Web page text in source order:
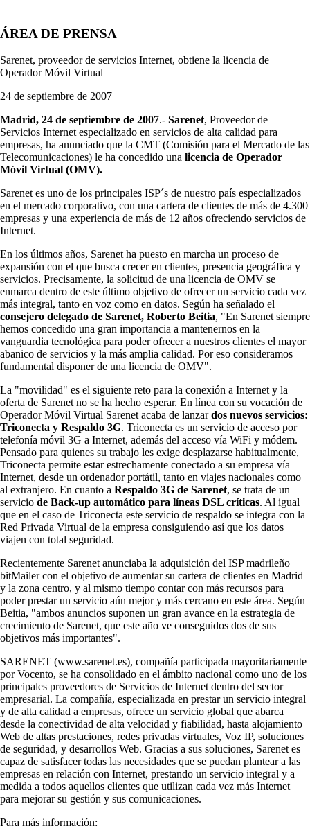
ÁREA DE PRENSA
Sarenet, proveedor de servicios Internet, obtiene la licencia de
Operador Móvil Virtual
24 de septiembre de 2007
Madrid, 24 de septiembre de 2007.- Sarenet, Proveedor de
Servicios Internet especializado en servicios de alta calidad para
empresas, ha anunciado que la CMT (Comisión para el Mercado de las
Telecomunicaciones) le ha concedido una licencia de Operador
Móvil Virtual (OMV).
Sarenet es uno de los principales ISP´s de nuestro país especializados
en el mercado corporativo, con una cartera de clientes de más de 4.300
empresas y una experiencia de más de 12 años ofreciendo servicios de
Internet.
En los últimos años, Sarenet ha puesto en marcha un proceso de
expansión con el que busca crecer en clientes, presencia geográfica y
servicios. Precisamente, la solicitud de una licencia de OMV se
enmarca dentro de este último objetivo de ofrecer un servicio cada vez
más integral, tanto en voz como en datos. Según ha señalado el
consejero delegado de Sarenet, Roberto Beitia, "En Sarenet siempre
hemos concedido una gran importancia a mantenernos en la
vanguardia tecnológica para poder ofrecer a nuestros clientes el mayor
abanico de servicios y la más amplia calidad. Por eso consideramos
fundamental disponer de una licencia de OMV".
La "movilidad" es el siguiente reto para la conexión a Internet y la
oferta de Sarenet no se ha hecho esperar. En línea con su vocación de
Operador Móvil Virtual Sarenet acaba de lanzardos nuevos servicios:
Triconecta y Respaldo 3G. Triconecta es un servicio de acceso por
telefonía móvil 3G a Internet, además del acceso vía WiFi y módem.
Pensado para quienes su trabajo les exige desplazarse habitualmente,
Triconecta permite estar estrechamente conectado a su empresa vía
Internet, desde un ordenador portátil, tanto en viajes nacionales como
al extranjero. En cuanto a Respaldo 3G de Sarenet, se trata de un
servicio de Back-up automático para líneas DSL críticas. Al igual
que en el caso de Triconecta este servicio de respaldo se integra con la
Red Privada Virtual de la empresa consiguiendo así que los datos
viajen con total seguridad.
Recientemente Sarenet anunciaba la adquisición del ISP madrileño
bitMailer con el objetivo de aumentar su cartera de clientes en Madrid
y la zona centro, y al mismo tiempo contar con más recursos para
poder prestar un servicio aún mejor y más cercano en este área. Según
Beitia, "ambos anuncios suponen un gran avance en la estrategia de
crecimiento de Sarenet, que este año ve conseguidos dos de sus
objetivos más importantes".
SARENET (www.sarenet.es), compañía participada mayoritariamente
por Vocento, se ha consolidado en el ámbito nacional como uno de los
principales proveedores de Servicios de Internet dentro del sector
empresarial. La compañía, especializada en prestar un servicio integral
y de alta calidad a empresas, ofrece un servicio global que abarca
desde la conectividad de alta velocidad y fiabilidad, hasta alojamiento
Web de altas prestaciones, redes privadas virtuales, Voz IP, soluciones
de seguridad, y desarrollos Web. Gracias a sus soluciones, Sarenet es
capaz de satisfacer todas las necesidades que se puedan plantear a las
empresas en relación con Internet, prestando un servicio integral y a
medida a todos aquellos clientes que utilizan cada vez más Internet
para mejorar su gestión y sus comunicaciones.
Para más información: